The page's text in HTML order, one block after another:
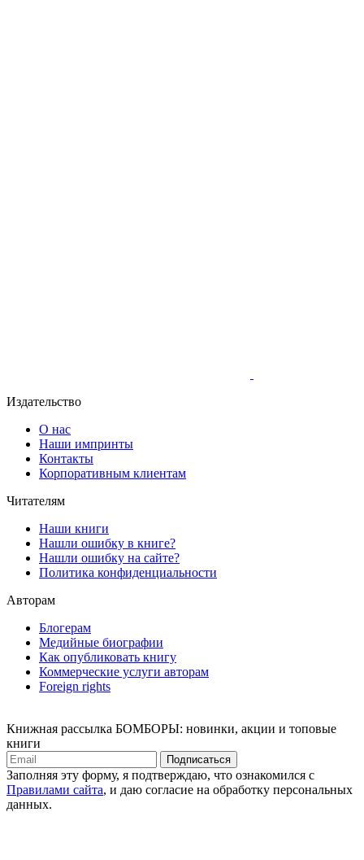
Издательство
О нас
Наши импринты
Контакты
Корпоративным клиентам
Читателям
Наши книги
Нашли ошибку в книге?
Нашли ошибку на сайте?
Политика конфиденциальности
Авторам
Блогерам
Медийные биографии
Как опубликовать книгу
Коммерческие услуги авторам
Foreign rights
Книжная рассылка БОМБОРЫ: новинки, акции и топовые
книги
Подписаться
Заполняя эту форму, я подтверждаю, что ознакомился с
Правилами сайта, и даю согласие на обработку персональных
данных.